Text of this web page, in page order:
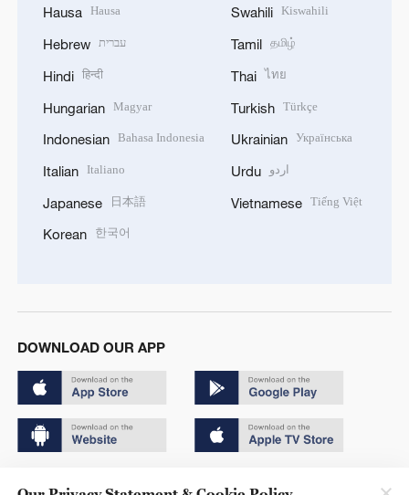
Hausa Hausa
Hebrew עברית
Hindi हिन्दी
Hungarian Magyar
Indonesian Bahasa Indonesia
Italian Italiano
Japanese 日本語
Korean 한국어
Swahili Kiswahili
Tamil தமிழ்
Thai ไทย
Turkish Türkçe
Ukrainian Українська
Urdu اردو
Vietnamese Tiếng Việt
DOWNLOAD OUR APP